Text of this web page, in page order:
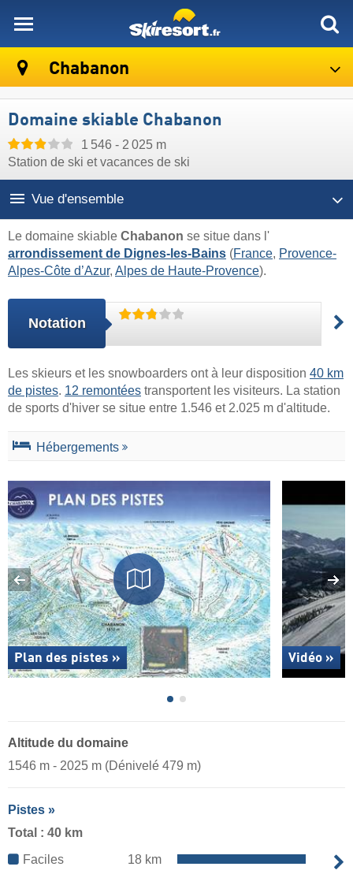
Chabanon
Domaine skiable Chabanon
1 546 - 2 025 m
Station de ski et vacances de ski
Vue d'ensemble
Le domaine skiable Chabanon se situe dans l'
arrondissement de Dignes-les-Bains (France, Provence-
Alpes-Côte d’Azur, Alpes de Haute-Provence).
Notation
Les skieurs et les snowboarders ont à leur disposition 40 km
de pistes. 12 remontées transportent les visiteurs. La station
de sports d'hiver se situe entre 1.546 et 2.025 m d'altitude.
Hébergements
Plan des pistes » Vidéo »
Altitude du domaine
1546 m - 2025 m (Dénivelé 479 m)
Pistes »
Total : 40 km
Faciles
18 km